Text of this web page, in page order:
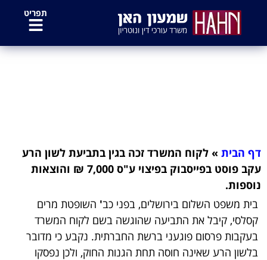
תפריט
דף הבית » לקוח המשרד זכה בגין בתביעת לשון הרע
עקב פוסט בפייסבוק בפיצוי ע"ס 7,000 ₪ והוצאות
נוספות.
בית משפט השלום בירושלים, בפני כב' השופטת מרים
קסלסי, קיבל את התביעה שהוגשה בשם לקוח המשרד
בעקבות פרסום פוגעני ברשת החברתית. נקבע כי מדובר
בלשון הרע שאינה חוסה תחת הגנות החוק, ולכן נפסקו